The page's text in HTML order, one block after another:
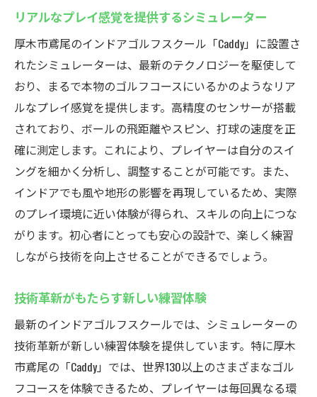
リアルなプレイ感覚を提供するシミュレーター
厚木市鳶尾のインドアゴルフスクール「Caddy」に設置さ
れたシミュレーターは、最新のテクノロジーを駆使して
おり、まるで本物のゴルフコースにいるかのようなリア
ルなプレイ感覚を提供します。高精度のセンサーが搭載
されており、ボールの飛距離やスピン、打球の速度を正
確に測定します。これにより、プレイヤーは自分のスイ
ングを細かく分析し、調整することが可能です。また、
インドアでも風や地形の影響を再現しているため、実際
のプレイ環境に近い体験が得られ、スキルの向上につな
がります。初心者にとっても安心の設計で、楽しく練習
しながら技術を向上させることができるでしょう。
技術革新がもたらす新しい練習体験
最新のインドアゴルフスクールでは、シミュレーターの
技術革新が新しい練習体験を提供しています。特に厚木
市鳶尾の「Caddy」では、世界130以上のさまざまなゴル
フコースを体験できるため、プレイヤーは毎回異なる環